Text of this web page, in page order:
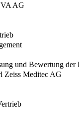
AG
und Bewertung der
Zeiss Meditec AG